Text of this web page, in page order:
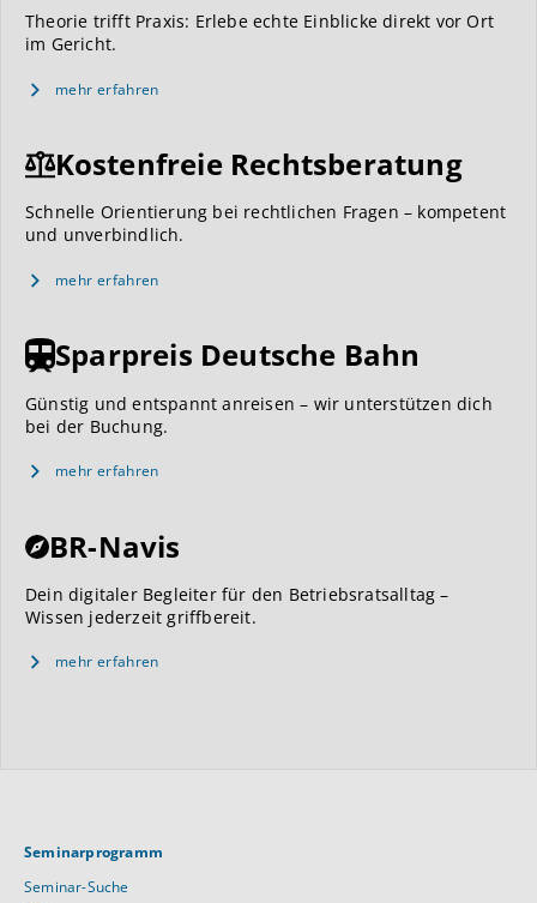
Theorie trifft Praxis: Erlebe echte Einblicke direkt vor Ort
im Gericht.
mehr erfahren
Kostenfreie Rechtsberatung
Schnelle Orientierung bei rechtlichen Fragen – kompetent
und unverbindlich.
mehr erfahren
Sparpreis Deutsche Bahn
Günstig und entspannt anreisen – wir unterstützen dich
bei der Buchung.
mehr erfahren
BR-Navis
Dein digitaler Begleiter für den Betriebsratsalltag –
Wissen jederzeit griffbereit.
mehr erfahren
Seminarprogramm
Seminar-Suche